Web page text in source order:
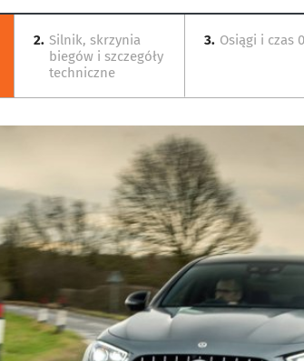
2. Silnik, skrzynia
biegów i szczegóły
techniczne
3. Osiągi i czas